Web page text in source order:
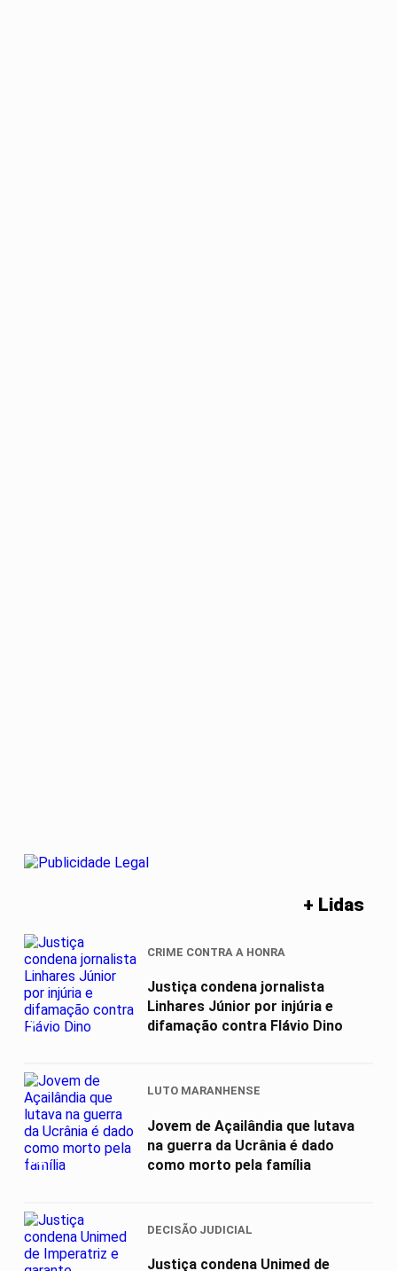
+ Lidas
01
CRIME CONTRA A HONRA
Justiça condena jornalista
Linhares Júnior por injúria e
difamação contra Flávio Dino
02
LUTO MARANHENSE
Jovem de Açailândia que lutava
na guerra da Ucrânia é dado
como morto pela família
DECISÃO JUDICIAL
Justiça condena Unimed de